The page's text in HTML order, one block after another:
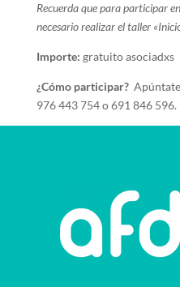
Recuerda que para participar
necesario realizar el taller
Importe: gratuito asociadxs
¿Cómo participar?
976 443 754 o 691 846 596.